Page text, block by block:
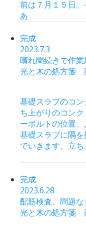
前は７月１５日
あ
完成
2023.7.3
晴れ間続きで作
光と木の処方箋
基礎スラブのコ
ち上がりのコン
ーボルトの位置、
基礎スラブに隅
でいきます。立
完成
2023.6.28
配筋検査、問題な
光と木の処方箋